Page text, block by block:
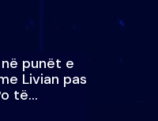
punët e
Livian pas
të